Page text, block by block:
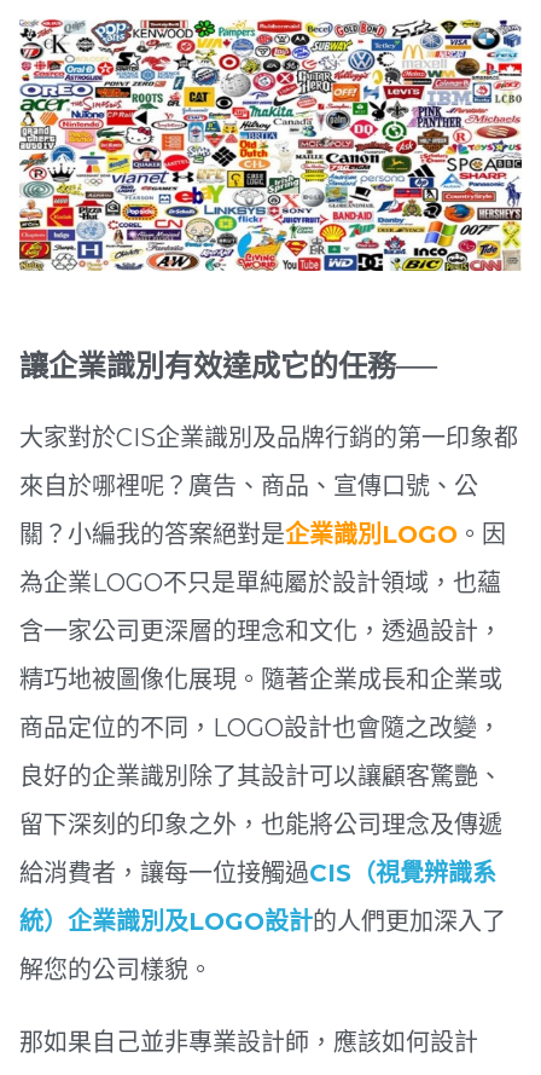
讓企業識別有效達成它的任務──
大家對於CIS企業識別及品牌行銷的第一印象都
來自於哪裡呢？廣告、商品、宣傳口號、公
關？ 小編我的答案絕對是企業識別 LOGO 。因
為企業LOGO不只是單純屬於設計領域，也蘊
含一家公司更深層的理念和文化，透過設計，
精巧地被圖像化展現。隨著企業成長和企業或
商品定位的不同，LOGO設計也會隨之改變，
良好的企業識別除了其設計可以讓顧客驚艷、
留下深刻的印象之外，也能將公司理念及傳遞
給消費者，讓每一位接觸過CIS（視覺辨識系
統）企業識別及LOGO設計的人們更加深入了
解您的公司樣貌。
那如果自己並非專業設計師，應該如何設計